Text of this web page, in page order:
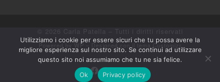
© 2026 Carla Patella – Tutti i diritti riservati
Powered by WP – Designed con il tema Customizr
Utilizziamo i cookie per essere sicuri che tu possa avere la
migliore esperienza sul nostro sito. Se continui ad utilizzare
questo sito noi assumiamo che tu ne sia felice.
Ok
Privacy policy